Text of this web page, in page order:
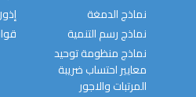
نماذج الدمغة
نماذج رسم التنمية
نماذج منظومة توحيد
معايير احتساب ضريبة
المرتبات والاجور